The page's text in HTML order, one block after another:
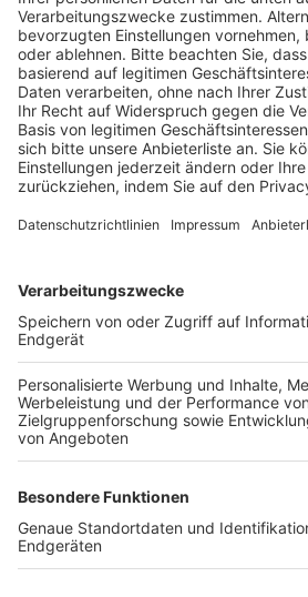
Schulungsangebot Vereinsmitarbeiter
BFV-Geschäftsstellen
Trainerbörse
Login SpielPlus
FOLGE DEM BFV
TOP-VEREINE
TOP-PARTNER